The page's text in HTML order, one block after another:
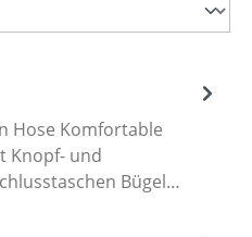
Hose Komfortable
Knopf- und
Bügel…